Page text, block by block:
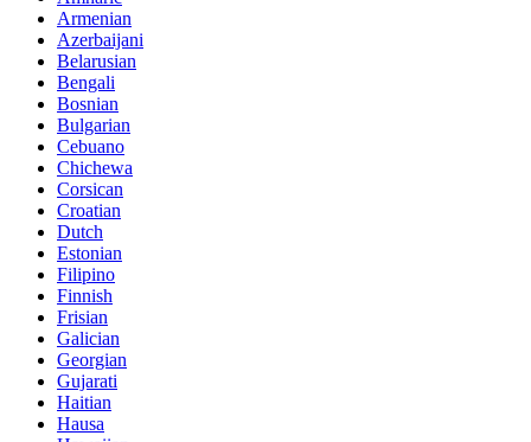
Armenian
Azerbaijani
Belarusian
Bengali
Bosnian
Bulgarian
Cebuano
Chichewa
Corsican
Croatian
Dutch
Estonian
Filipino
Finnish
Frisian
Galician
Georgian
Gujarati
Haitian
Hausa